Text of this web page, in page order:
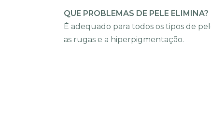
QUE PROBLEMAS DE PELE ELIMINA?
É adequado para todos os tipos de
as rugas e a hiperpigmentação.